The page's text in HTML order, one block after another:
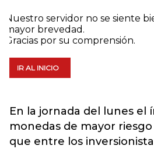
En la jornada del lunes el
monedas de mayor
que entre los